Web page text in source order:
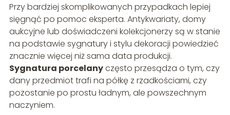
Przy bardziej skomplikowanych przypadkach lepiej
sięgnąć po pomoc eksperta. Antykwariaty, domy
aukcyjne lub doświadczeni kolekcjonerzy są w stanie
na podstawie sygnatury i stylu dekoracji powiedzieć
znacznie więcej niż sama data produkcji.
Sygnatura porcelanyczęsto przesądza o tym, czy
dany przedmiot trafi na półkę z rzadkościami, czy
pozostanie po prostu ładnym, ale powszechnym
naczyniem.